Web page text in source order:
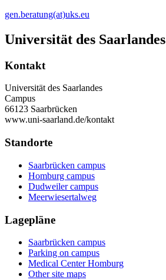
gen.beratung(at)uks.eu
Universität des Saarlandes
Kontakt
Universität des Saarlandes
Campus
66123 Saarbrücken
www.uni-saarland.de/kontakt
Standorte
Saarbrücken campus
Homburg campus
Dudweiler campus
Meerwiesertalweg
Lagepläne
Saarbrücken campus
Parking on campus
Medical Center Homburg
Other site maps